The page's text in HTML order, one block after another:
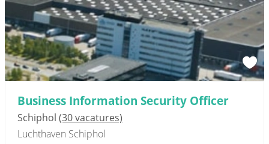
Business Information Security Officer
Schiphol (30 vacatures)
Luchthaven Schiphol